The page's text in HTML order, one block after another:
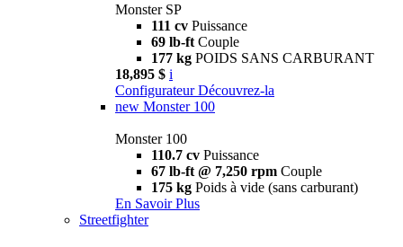
Monster SP
111 cv Puissance
69 lb-ft Couple
177 kg POIDS SANS CARBURANT
18,895 $ i
Configurateur Découvrez-la
new Monster 100
Monster 100
110.7 cv Puissance
67 lb-ft @ 7,250 rpm Couple
175 kg Poids à vide (sans carburant)
En Savoir Plus
Streetfighter